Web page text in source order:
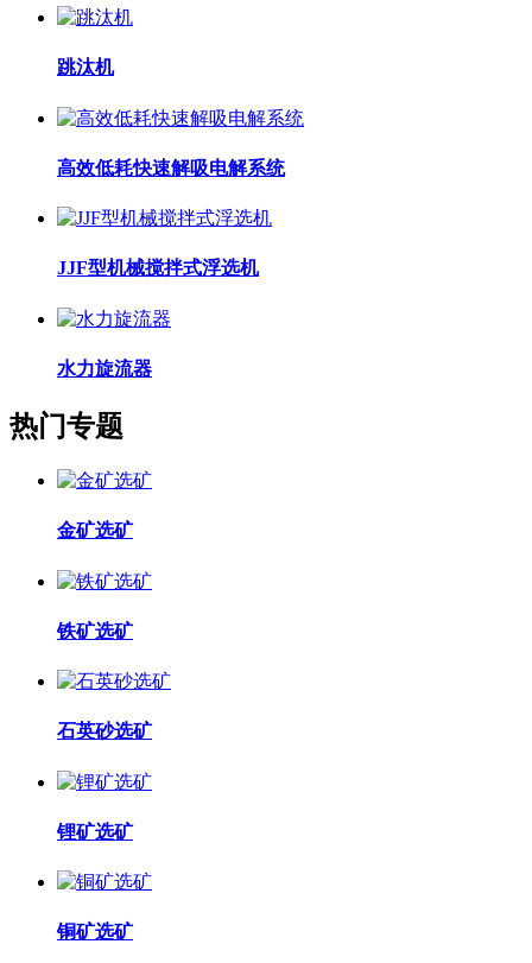
跳汰机
高效低耗快速解吸电解系统
JJF型机械搅拌式浮选机
水力旋流器
热门专题
金矿选矿
铁矿选矿
石英砂选矿
锂矿选矿
铜矿选矿